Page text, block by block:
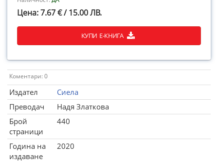
Цена: 7.67 € / 15.00 ЛВ.
КУПИ Е-КНИГА
Коментари: 0
Издател
Сиела
Преводач
Надя Златкова
Брой
страници
440
Година на
издаване
2020